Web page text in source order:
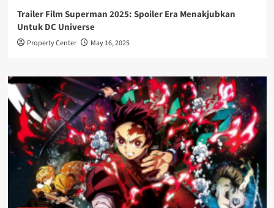
Trailer Film Superman 2025: Spoiler Era Menakjubkan
Untuk DC Universe
Property Center May 16, 2025